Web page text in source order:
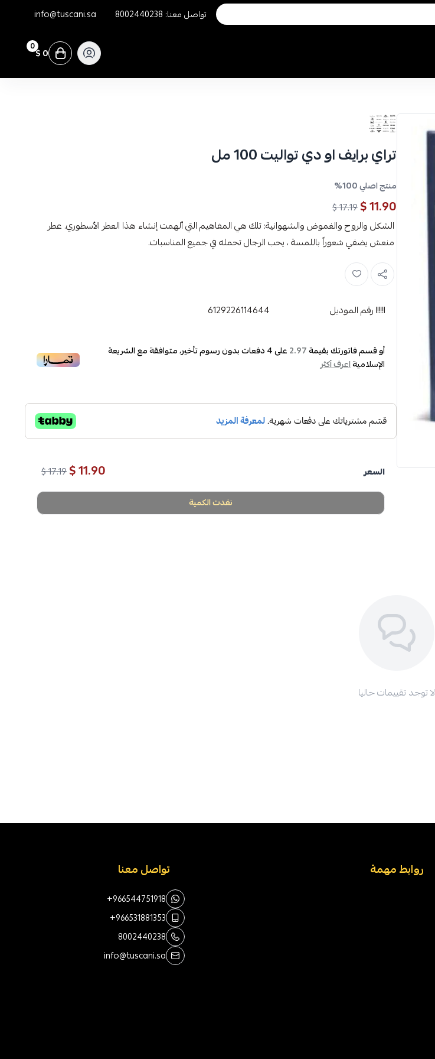
تواصل معنا: 8002440238
info@tuscani.sa
0 0 $
تراي برايف او دي تواليت 100 مل
منتج اصلي 100%
11.90 $
17.19 $
الشكل والروح والغموض والشهوانية: تلك هي المفاهيم التي ألهمت إنشاء هذا العطر الأسطوري. عطر
منعش يضفي شعوراً باللمسة ، يحب الرجال تحمله في جميع المناسبات.
رقم الموديل 6129226114644
أو قسم فاتورتك بقيمة2.97 على4دفعات بدون رسوم تأخير، متوافقة مع الشريعة
الإسلاميةاعرف أكثر
السعر 11.90 $
17.19 $
نفدت الكمية
لا توجد تقييمات حاليا
روابط مهمة تواصل معنا
+966544751918
+966531881353
8002440238
info@tuscani.sa